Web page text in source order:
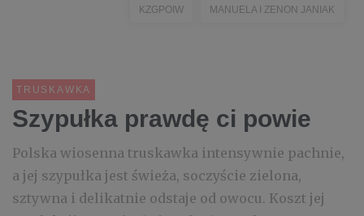
KZGPOIW MANUELA I ZENON JANIAK
TRUSKAWKA
Szypułka prawdę ci powie
Polska wiosenna truskawka intensywnie pachnie,
a jej szypułka jest świeża, soczyście zielona,
sztywna i delikatnie odstaje od owocu. Koszt jej